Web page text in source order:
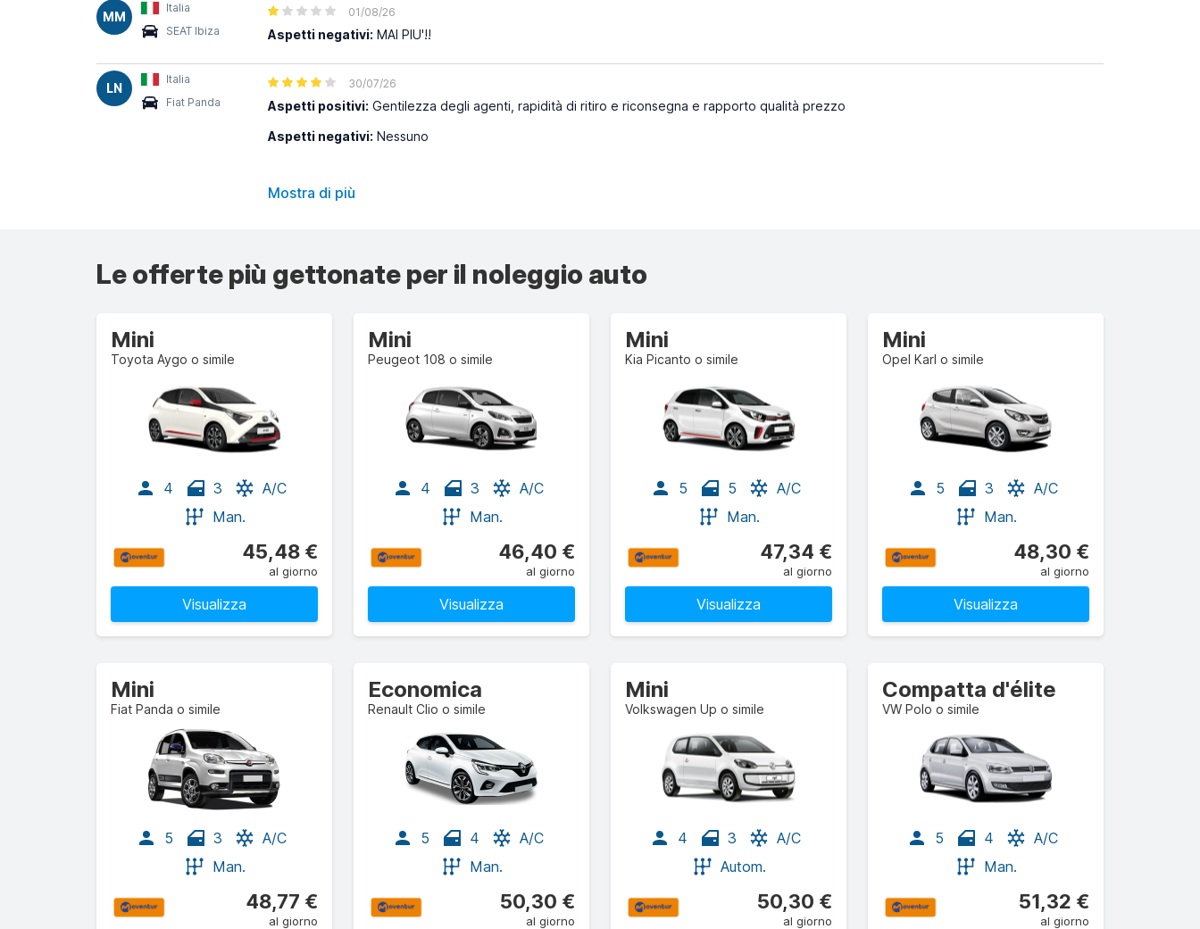
MM
Italia
SEAT Ibiza
01/08/26
Aspetti negativi: MAI PIU'!!
LN
Italia
Fiat Panda
30/07/26
Aspetti positivi: Gentilezza degli agenti, rapidità di ritiro e riconsegna e rapporto qualità prezzo
Aspetti negativi: Nessuno
Mostra di più
Le offerte più gettonate per il noleggio auto
Mini
Toyota Aygo o simile
4 3
A/C
Man.
45,48 €
al giorno
Visualizza
Mini
Peugeot 108 o simile
4 3
A/C
Man.
46,40 €
al giorno
Visualizza
Mini
Kia Picanto o simile
5 5
A/C
Man.
47,34 €
al giorno
Visualizza
Mini
Opel Karl o simile
5 3
A/C
Man.
48,30 €
al giorno
Visualizza
Mini
Fiat Panda o simile
5 3
A/C
Man.
48,77 €
al giorno
Economica
Renault Clio o simile
5 4
A/C
Man.
50,30 €
al giorno
Mini
Volkswagen Up o simile
4 3
A/C
Autom.
50,30 €
al giorno
Compatta d'élite
VW Polo o simile
5 4
A/C
Man.
51,32 €
al giorno